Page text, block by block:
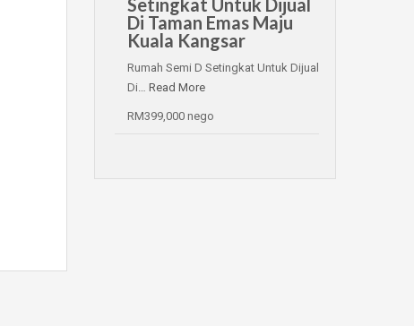
Di Taman Emas Maju
Kuala Kangsar
Rumah Semi D Setingkat Untuk Dijual
Di… Read More
RM399,000 nego